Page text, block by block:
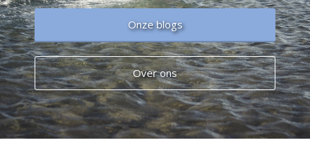
Onze blogs
Over ons